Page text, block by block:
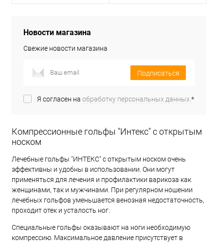
Новости магазина
Свежие новости магазина
Подписаться
Я согласен на обработку персональных данных.*
Компрессионные гольфы "Интекс" с открытым
носком
Лечебные гольфы "ИНТЕКС" с открытым носком очень
эффективны и удобны в использовании. Они могут
применяться для лечения и профилактики варикоза как
женщинами, так и мужчинами. При регулярном ношении
лечебных гольфов уменьшается венозная недостаточность,
проходит отек и усталость ног.
Специальные гольфы оказывают на ноги необходимую
компрессию. Максимальное давление присутствует в